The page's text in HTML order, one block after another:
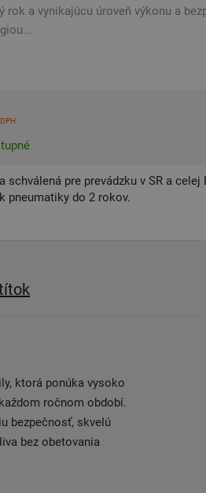
rok a vynikajúcu úroveň výkonu a
schválená pre prevádzku v SR a celej
pneumatiky do 2 rokov.
ktorá ponúka vysoko
ročnom období.
bezpečnosť, skvelú
bez obetovania